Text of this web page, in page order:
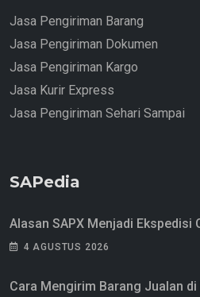
Jasa Pengiriman Barang
Jasa Pengiriman Dokumen
Jasa Pengiriman Kargo
Jasa Kurir Express
Jasa Pengiriman Sehari Sampai
SAPedia
Alasan SAPX Menjadi Ekspedisi
4 AGUSTUS 2026
Cara Mengirim Barang Jualan